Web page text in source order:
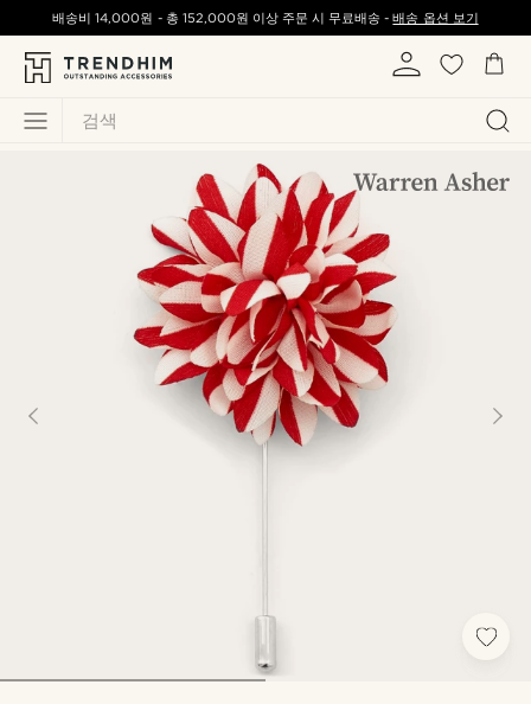
검색
배송비14,000원 - 총 152,000원 이상 주문 시 무료배송 -배송 옵션 보기